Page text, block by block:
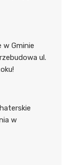
Gminie
ul.
w